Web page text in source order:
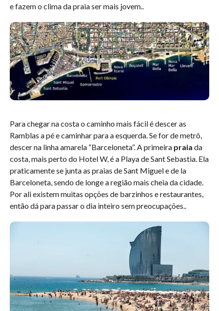
e fazem o clima da praia ser mais jovem..
Para chegar na costa o caminho mais fácil é descer as
Ramblas a pé e caminhar para a esquerda. Se for de metrô,
descer na linha amarela “Barceloneta”. A primeira praia da
costa, mais perto do Hotel W, é a Playa de Sant Sebastia. Ela
praticamente se junta as praias de Sant Miguel e de la
Barceloneta, sendo de longe a região mais cheia da cidade.
Por ali existem muitas opções de barzinhos e restaurantes,
então dá para passar o dia inteiro sem preocupações..